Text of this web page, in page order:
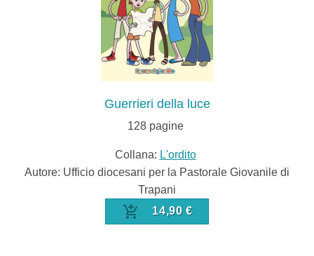
Guerrieri della luce
128pagine
Collana: L'ordito
Autore: Ufficio diocesani per la Pastorale Giovanile di
Trapani
14,90 €